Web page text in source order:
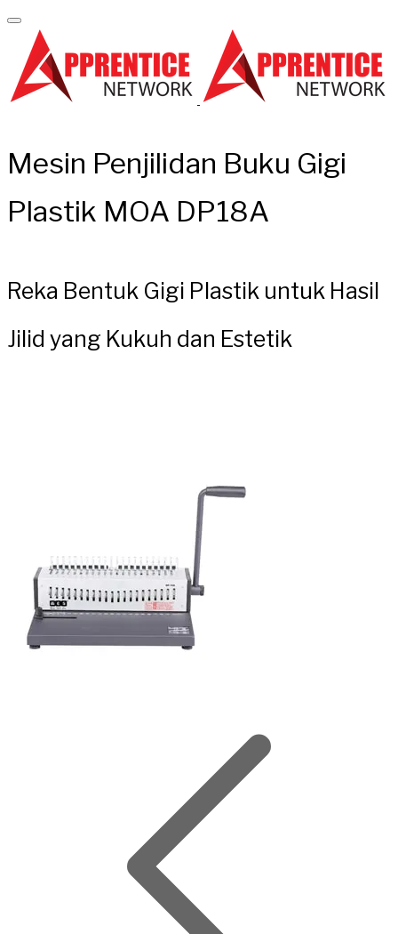
Mesin Penjilidan Buku Gigi
Plastik MOA DP18A
Reka Bentuk Gigi Plastik untuk Hasil
Jilid yang Kukuh dan Estetik